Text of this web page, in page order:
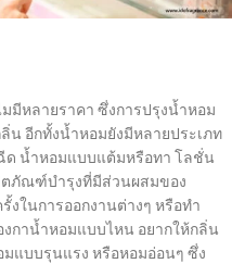
มีหลายราคา ซึ่งการปรุงน้ำหอม
อีกทั้งน้ำหอมยังมีหลายประเภท
ด น้ำหอมแบบแต้มหรือทา โลชั่น
ภัณฑ์บำรุงที่มีส่วนผสมของ
งในการออกงานต่างๆ หรือทำ
กาน้ำหอมแบบไหน อยากให้กลิ่น
แบบรุนแรง หรือหอมอ่อนๆ ซึ่ง